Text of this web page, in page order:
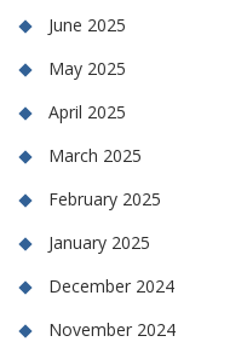
June 2025
May 2025
April 2025
March 2025
February 2025
January 2025
December 2024
November 2024